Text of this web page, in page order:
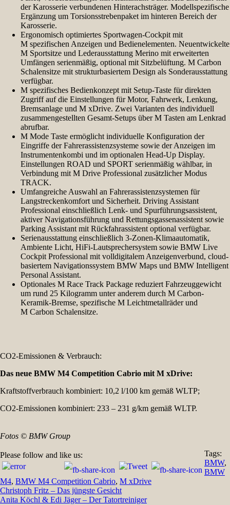
der Karosserie verbundenen Hinterachsträger. Modellspezifische
Ergänzung um Torsionsstrebenpaket im hinteren Bereich der
Karosserie.
Ergonomisch optimiertes Sportwagen-Cockpit mit
M spezifischen Anzeigen und Bedienelementen. Neuentwickelte
M Sportsitze und Lederausstattung Merino mit erweiterten
Umfängen serienmäßig, optional mit Sitzbelüftung. M Carbon
Schalensitze mit strukturbasiertem Design als Sonderausstattung
verfügbar.
M spezifisches Bedienkonzept mit Setup-Taste für direkten
Zugriff auf die Einstellungen für Motor, Fahrwerk, Lenkung,
Bremsanlage und M xDrive. Zwei Varianten des individuell
zusammengestellten Gesamt-Setups über M Tasten am Lenkrad
abrufbar.
M Mode Taste ermöglicht individuelle Konfiguration der
Eingriffe der Fahrerassistenzsysteme sowie der Anzeigen im
Instrumentenkombi und im optionalen Head-Up Display.
Einstellungen ROAD und SPORT serienmäßig wählbar, in
Verbindung mit M Drive Professional zusätzlicher Modus
TRACK.
Umfangreiche Auswahl an Fahrerassistenzsystemen für
Langstreckenkomfort und Sicherheit. Driving Assistant
Professional einschließlich Lenk- und Spurführungsassistent,
aktiver Navigationsführung und Rettungsgassenassistent sowie
Parking Assistant mit Rückfahrassistent optional verfügbar.
Serienausstattung einschließlich 3-Zonen-Klimaautomatik,
Ambiente Licht, HiFi-Lautsprechersystem sowie BMW Live
Cockpit Professional mit volldigitalem Anzeigenverbund, cloud-
basiertem Navigationssystem BMW Maps und BMW Intelligent
Personal Assistant.
Optionales M Race Track Package reduziert Fahrzeuggewicht
um rund 25 Kilogramm unter anderem durch M Carbon-
Keramik-Bremse, spezifische M Leichtmetallräder und
M Carbon Schalensitze.
CO2-Emissionen & Verbrauch:
Das neue BMW M4 Competition Cabrio mit M xDrive:
Kraftstoffverbrauch kombiniert: 10,2 l/100 km gemäß WLTP;
CO2-Emissionen kombiniert: 233 – 231 g/km gemäß WLTP.
Fotos © BMW Group
Please follow and like us:
Tags:
BMW,
BMW
M4, BMW M4 Competition Cabrio, M xDrive
Beitragsnavigation
Christoph Fritz – Das jüngste Gesicht
Anita Köchl & Edi Jäger – Der Tatortreiniger